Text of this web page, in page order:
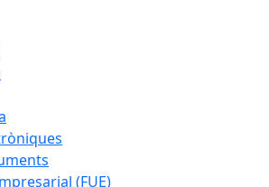
(FUE)